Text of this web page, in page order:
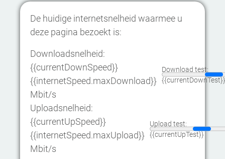
De huidige internetsnelheid waarmee u
deze pagina bezoekt is:
Downloadsnelheid:
{{currentDownSpeed}}
{{internetSpeed.maxDownload}}
Mbit/s
Download test:
{{currentDownTest}}
Uploadsnelheid:
{{currentUpSpeed}}
{{internetSpeed.maxUpload}}
Mbit/s
Upload test:
{{currentUpTest}}